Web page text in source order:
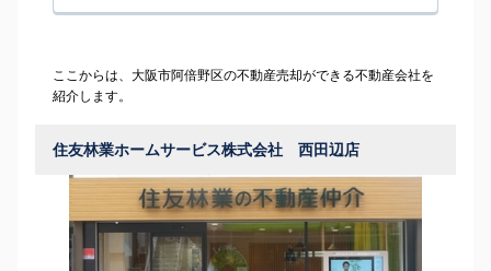
ここからは、大阪市阿倍野区の不動産売却ができる不動産会社を
紹介します。
住友林業ホームサービス株式会社 西田辺店